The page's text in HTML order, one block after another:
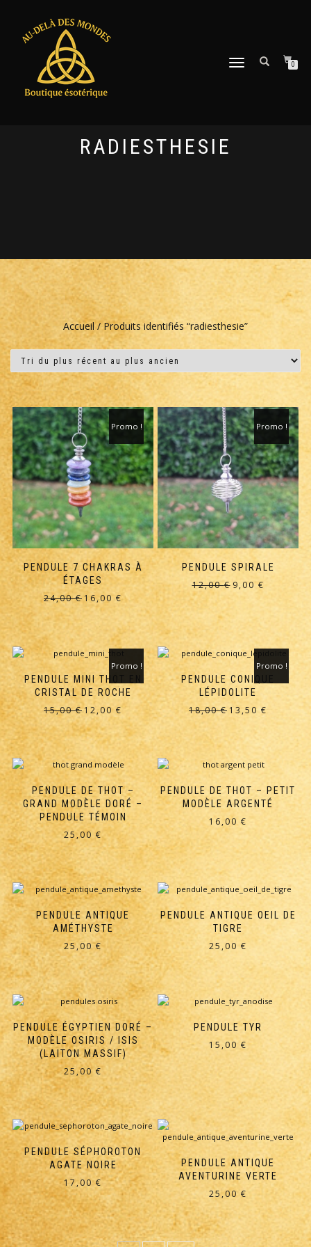
DÉPLIER
0
RADIESTHESIE
Accueil/ Produits identifiés “radiesthesie”
PENDULE 7 CHAKRAS À
ÉTAGES
Promo !
24,00€ Le
prix
initial
24,00 €.
16,00 €Le
actuel
16,00 €.
PENDULE SPIRALE
Promo !
12,00€ Le
prix
12,00 €.
9,00€
est :
PENDULE MINI THOT EN
CRISTAL DE ROCHE
Promo !
15,00€Le
prix
initial
était :
15,00 €.
12,00 € Le
prix
actuel
est :
12,00 €.
PENDULE CONIQUE
LÉPIDOLITE
Promo !
18,00€ Le
initial
était :
18,00 €.
13,50€
prix
13,50 €.
PENDULE DE THOT –
GRAND MODÈLE DORÉ –
PENDULE TÉMOIN
25,00 €
PENDULE DE THOT – PETIT
MODÈLE ARGENTÉ
16,00 €
PENDULE ANTIQUE
AMÉTHYSTE
25,00€
PENDULE ANTIQUE OEIL DE
TIGRE
25,00 €
PENDULE ÉGYPTIEN DORÉ –
MODÈLE OSIRIS / ISIS
(LAITON MASSIF)
25,00€
PENDULE TYR
15,00 €
PENDULE SÉPHOROTON
AGATE NOIRE
17,00€
PENDULE ANTIQUE
AVENTURINE VERTE
25,00 €